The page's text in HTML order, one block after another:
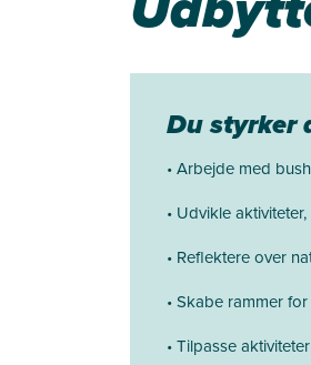
Du styrker
• Arbejde med
• Udvikle
• Reflektere over
• Skabe rammer
• Tilpasse